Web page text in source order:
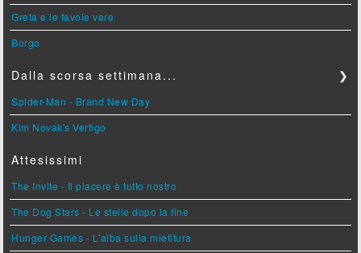
Greta e le favole vere
Borgo
Dalla scorsa settimana... ❯
Spider-Man - Brand New Day
Kim Novak's Vertigo
Attesissimi
The Invite - Il piacere è tutto nostro
The Dog Stars - Le stelle dopo la fine
Hunger Games - L'alba sulla mietitura